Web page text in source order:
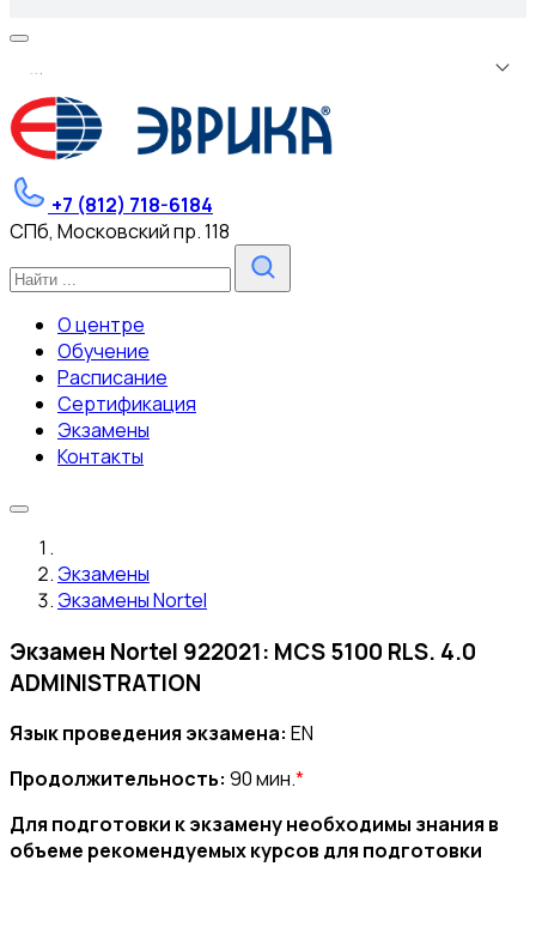
...
+7 (812) 718-6184
СПб, Московский пр. 118
О центре
Обучение
Расписание
Сертификация
Экзамены
Контакты
Экзамены
Экзамены Nortel
Экзамен Nortel 922021: MCS 5100 RLS. 4.0
ADMINISTRATION
Язык проведения экзамена: EN
Продолжительность: 90 мин.*
Для подготовки к экзамену необходимы знания в
объеме рекомендуемых курсов для подготовки